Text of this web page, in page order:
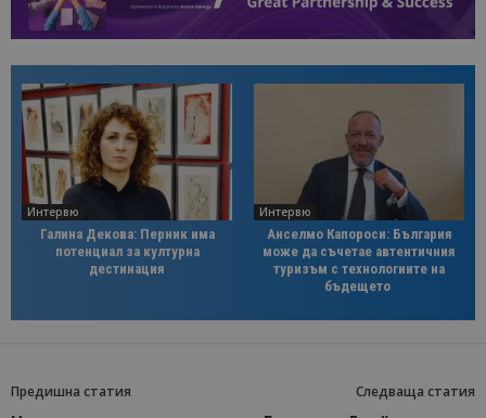
Интервю
Галина Декова: Перник има
потенциал за културна
дестинация
Интервю
Анселмо Капороси: България
може да съчетае автентичния
туризъм с технологиите на
бъдещето
Предишна статия Следваща статия